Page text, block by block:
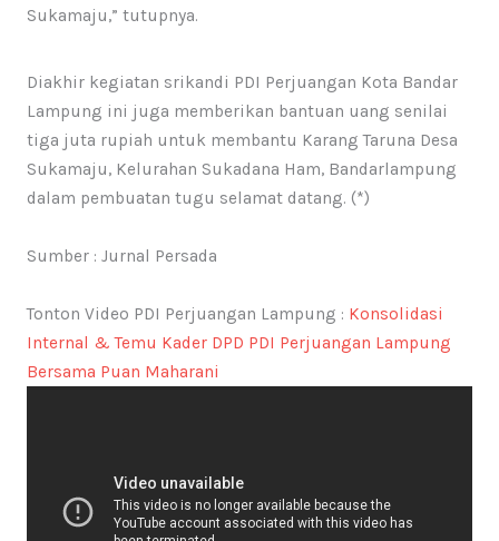
Sukamaju,” tutupnya.
Diakhir kegiatan srikandi PDI Perjuangan Kota Bandar
Lampung ini juga memberikan bantuan uang senilai
tiga juta rupiah untuk membantu Karang Taruna Desa
Sukamaju, Kelurahan Sukadana Ham, Bandarlampung
dalam pembuatan tugu selamat datang. (*)
Sumber : Jurnal Persada
Tonton Video PDI Perjuangan Lampung : Konsolidasi
Internal & Temu Kader DPD PDI Perjuangan Lampung
Bersama Puan Maharani